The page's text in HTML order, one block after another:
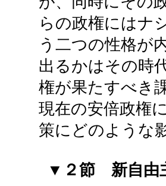
らの政権にはナ
う二つの性格が
出るかはその時
権が果たすべき
現在の安倍政権
策にどのような
▼２節 新自由